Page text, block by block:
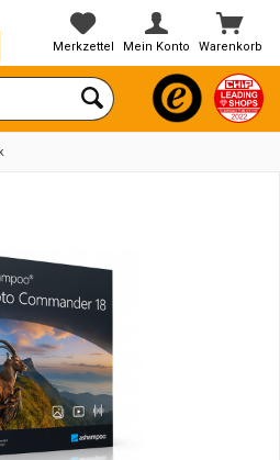
Warenkorb
Merkzettel Mein Konto